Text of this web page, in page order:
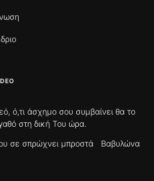
ό,τι άσχημο σου συμβαίνει θα το
στη δική Του ώρα.
σε σπρώχνει μπροστά
Βαβυλώνα